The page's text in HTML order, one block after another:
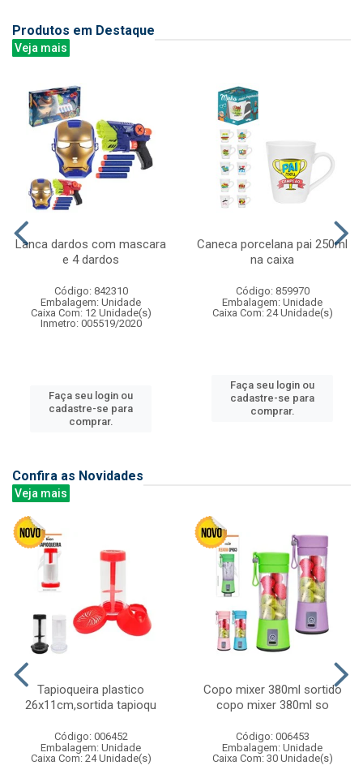
Produtos em Destaque
Veja mais
Lanca dardos com mascara
e 4 dardos
Código: 842310
Embalagem: Unidade
Caixa Com: 12 Unidade(s)
Inmetro: 005519/2020
Faça seu login ou
cadastre-se para
comprar.
Caneca porcelana pai 250ml
na caixa
Código: 859970
Embalagem: Unidade
Caixa Com: 24 Unidade(s)
Faça seu login ou
cadastre-se para
comprar.
Confira as Novidades
Veja mais
Tapioqueira plastico
26x11cm,sortida tapioqu
Código: 006452
Embalagem: Unidade
Caixa Com: 24 Unidade(s)
Copo mixer 380ml sortido
copo mixer 380ml so
Código: 006453
Embalagem: Unidade
Caixa Com: 30 Unidade(s)